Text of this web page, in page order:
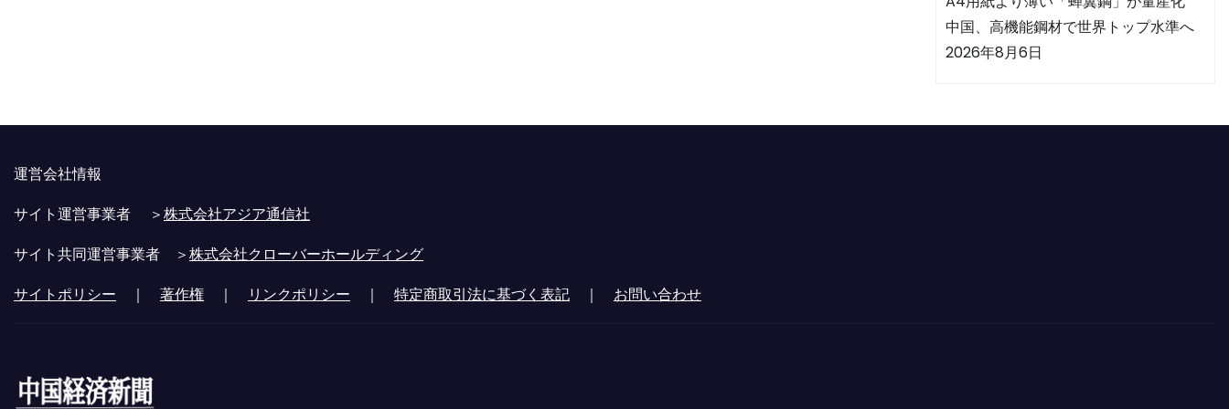
中国、高機能鋼材で世界トップ水準へ
2026年8月6日
運営会社情報
サイト運営事業者 ＞株式会社アジア通信社
サイト共同運営事業者 ＞株式会社クローバーホールディング
サイトポリシー ｜ 著作権 ｜ リンクポリシー ｜ 特定商取引法に基づく表記 ｜ お問い合わせ